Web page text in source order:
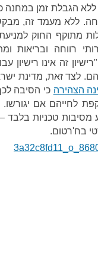
ללא הגבלת זמן במחנה
ללא מעמד זה,
מתוקף החוק
רווחה ובריאות
"רישיון זה אינו
לצד זאת, מדינת
הצהירה כי הסיבה
לחייהם אם יגורשו.
מסיבות טכניות
בח'רטום.